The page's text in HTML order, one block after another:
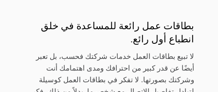
بطاقات عمل رائعة للمساعدة في خلق
انطباع أول رائع.
لا تبيع بطاقات العمل خدمات شركتك فحسب، بل تعبر
أيضًا عن قدر كبير من احترافك ومدى اهتمامك أنت
وشركتك بصورتها. لا تفكر في بطاقات العمل كوسيلة